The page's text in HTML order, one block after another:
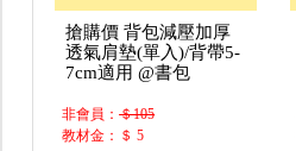
搶購價 背包減壓加厚
透氣肩墊(單入)/背帶5-
7cm適用 @書包
非會員：＄105
教材金：＄ 5